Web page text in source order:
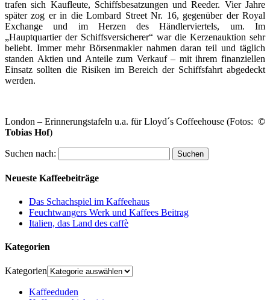
trafen sich Kaufleute, Schiffsbesatzungen und Reeder. Vier Jahre
später zog er in die Lombard Street Nr. 16, gegenüber der Royal
Exchange und im Herzen des Händlerviertels, um. Im
„Hauptquartier der Schiffsversicherer“ war die Kerzenauktion sehr
beliebt. Immer mehr Börsenmakler nahmen daran teil und täglich
standen Aktien und Anteile zum Verkauf – mit ihrem finanziellen
Einsatz sollten die Risiken im Bereich der Schiffsfahrt abgedeckt
werden.
London – Erinnerungstafeln u.a. für Lloyd´s Coffeehouse (Fotos: ©
Tobias Hof)
Suchen nach:
Neueste Kaffeebeiträge
Das Schachspiel im Kaffeehaus
Feuchtwangers Werk und Kaffees Beitrag
Italien, das Land des caffè
Kategorien
Kategorien
Kaffeeduden